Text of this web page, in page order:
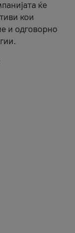
ќе
кои
и одговорно